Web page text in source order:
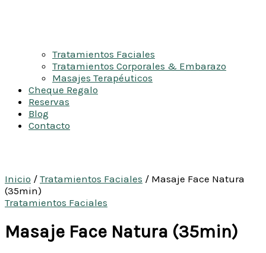
Tratamientos Faciales
Tratamientos Corporales & Embarazo
Masajes Terapéuticos
Cheque Regalo
Reservas
Blog
Contacto
Inicio / Tratamientos Faciales / Masaje Face Natura
(35min)
Tratamientos Faciales
Masaje Face Natura (35min)